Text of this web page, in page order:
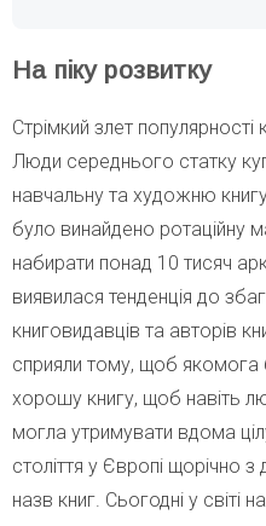
На піку розвитку
Стрімкий злет популярності
Люди середнього статку
навчальну та художню
було винайдено ротаційну
набирати понад 10 тисяч
виявилася тенденція до
книговидавців та авторів
сприяли тому, щоб якомога
хорошу книгу, щоб навіть
могла утримувати вдома
століття у Європі щорічно
назв книг. Сьогодні у світі